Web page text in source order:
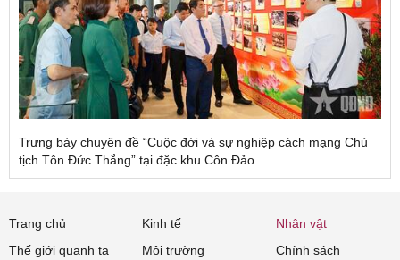
Trưng bày chuyên đề “Cuộc đời và sự nghiệp cách mạng Chủ
tịch Tôn Đức Thắng” tại đặc khu Côn Đảo
Trang chủ Kinh tế
Nhân vật
Thế giới quanh ta
Môi trường
Chính sách